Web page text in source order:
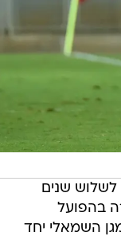
לשלוש שנים
בהפועל
השמאלי יחד